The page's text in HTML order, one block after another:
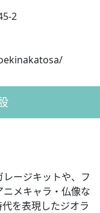
2
ージキットや、フ
メキャラ・仏像な
を表現したジオラ